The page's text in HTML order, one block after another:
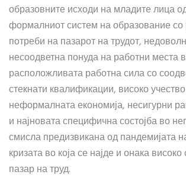
образовните исходи на младите лица
формалниот систем на образование со
потреби на пазарот на трудот,
несоодветна понуда на работни места
расположливата работна сила со
стекнати квалификации, високо
неформалната економија, несигурни
и најновата специфична состојба во
смисла предизвикана од пандемијата
кризата во која се најде и онака
пазар на труд.